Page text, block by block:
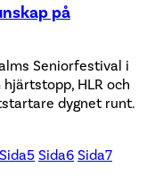
på
Seniorfestival i
HLR och
dygnet runt.
Sida5 Sida6 Sida7